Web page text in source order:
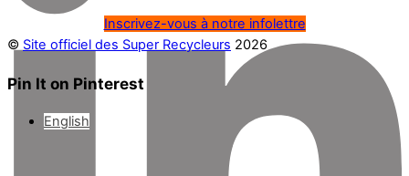
Inscrivez-vous à notre infolettre
© Site officiel des Super Recycleurs 2026
Pin It on Pinterest
English